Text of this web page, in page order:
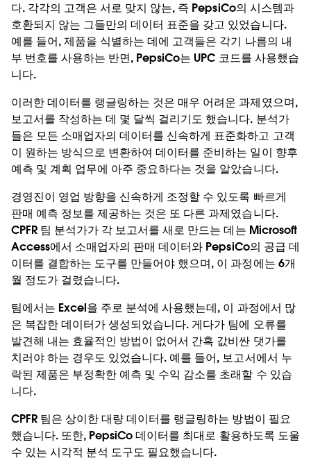
다. 각각의 고객은 서로 맞지 않는, 즉 PepsiCo의 시스템과
호환되지 않는 그들만의 데이터 표준을 갖고 있었습니다.
예를 들어, 제품을 식별하는 데에 고객들은 각기 나름의 내
부 번호를 사용하는 반면, PepsiCo는 UPC 코드를 사용했습
니다.
이러한 데이터를 랭글링하는 것은 매우 어려운 과제였으며,
보고서를 작성하는 데 몇 달씩 걸리기도 했습니다. 분석가
들은 모든 소매업자의 데이터를 신속하게 표준화하고 고객
이 원하는 방식으로 변환하여 데이터를 준비하는 일이 향후
예측 및 계획 업무에 아주 중요하다는 것을 알았습니다.
경영진이 영업 방향을 신속하게 조정할 수 있도록 빠르게
판매 예측 정보를 제공하는 것은 또 다른 과제였습니다.
CPFR 팀 분석가가 각 보고서를 새로 만드는 데는 Microsoft
Access에서 소매업자의 판매 데이터와 PepsiCo의 공급 데
이터를 결합하는 도구를 만들어야 했으며, 이 과정에는 6개
월 정도가 걸렸습니다.
팀에서는 Excel을 주로 분석에 사용했는데, 이 과정에서 많
은 복잡한 데이터가 생성되었습니다. 게다가 팀에 오류를
발견해 내는 효율적인 방법이 없어서 간혹 값비싼 댓가를
치러야 하는 경우도 있었습니다. 예를 들어, 보고서에서 누
락된 제품은 부정확한 예측 및 수익 감소를 초래할 수 있습
니다.
CPFR 팀은 상이한 대량 데이터를 랭글링하는 방법이 필요
했습니다. 또한, PepsiCo 데이터를 최대로 활용하도록 도울
수 있는 시각적 분석 도구도 필요했습니다.